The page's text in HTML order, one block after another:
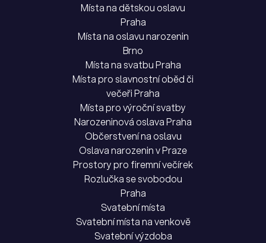
Místa na dětskou oslavu
Praha
Místa na oslavu narozenin
Brno
Místa na svatbu Praha
Místa pro slavnostní oběd či
večeři Praha
Místa pro výroční svatby
Narozeninová oslava Praha
Občerstvení na oslavu
Oslava narozenin v Praze
Prostory pro firemní večírek
Rozlučka se svobodou
Praha
Svatební místa
Svatební místa na venkově
Svatební výzdoba